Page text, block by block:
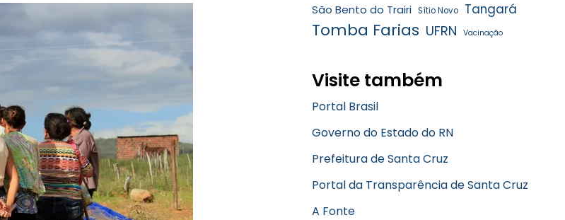
São Bento do Trairi Sítio Novo Tangará
Tomba Farias UFRN Vacinação
Visite também
Portal Brasil
Governo do Estado do RN
Prefeitura de Santa Cruz
Portal da Transparência de Santa Cruz
A Fonte